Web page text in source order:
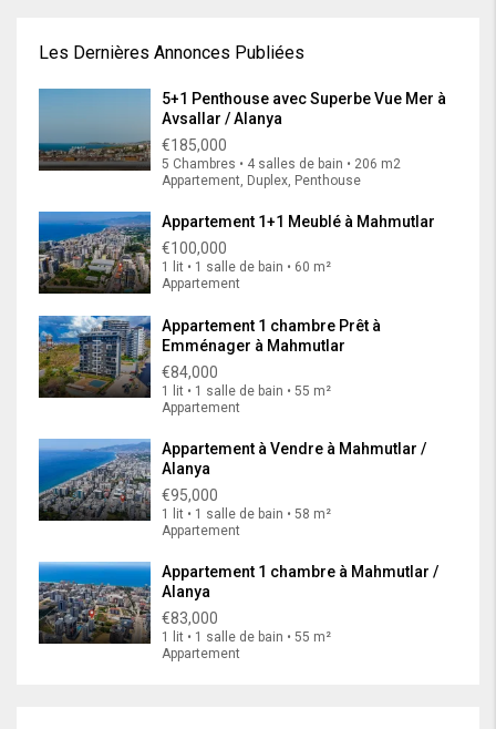
Les Dernières Annonces Publiées
5+1 Penthouse avec Superbe Vue Mer à
Avsallar / Alanya
€185,000
5 Chambres • 4 salles de bain • 206 m2
Appartement, Duplex, Penthouse
Appartement 1+1 Meublé à Mahmutlar
€100,000
1 lit • 1 salle de bain • 60 m²
Appartement
Appartement 1 chambre Prêt à
Emménager à Mahmutlar
€84,000
1 lit • 1 salle de bain • 55 m²
Appartement
Appartement à Vendre à Mahmutlar /
Alanya
€95,000
1 lit • 1 salle de bain • 58 m²
Appartement
Appartement 1 chambre à Mahmutlar /
Alanya
€83,000
1 lit • 1 salle de bain • 55 m²
Appartement